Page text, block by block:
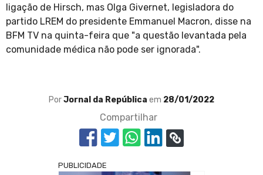
ligação de Hirsch, mas Olga Givernet, legisladora do
partido LREM do presidente Emmanuel Macron, disse na
BFM TV na quinta-feira que "a questão levantada pela
comunidade médica não pode ser ignorada".
PorJornal da República em 28/01/2022
Compartilhar
PUBLICIDADE